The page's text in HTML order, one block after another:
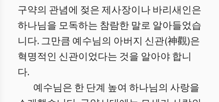
구약의 관념에 젖은 제사장이나 바리새인은
하나님을 모독하는 참람한 말로 알아들었습
니다. 그만큼 예수님의 아버지 신관(神觀)은
혁명적인 신관이었다는 것을 알아야 합니
다.
예수님은 한 단계 높여 하나님의 사랑을